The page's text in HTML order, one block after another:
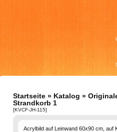
Startseite » Katalog »
Strandkorb 1
[KVCF-JH-115]
Acrylbild auf Leinwand 60x90 cm, auf